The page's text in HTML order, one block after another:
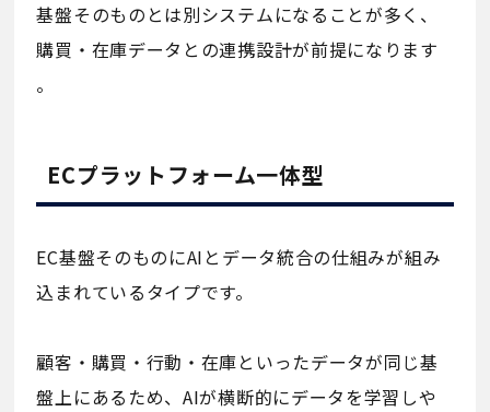
基盤そのものとは別システムになることが多く、
購買・在庫データとの連携設計が前提になります
。
ECプラットフォーム一体型
EC基盤そのものにAIとデータ統合の仕組みが組み
込まれているタイプです。
顧客・購買・行動・在庫といったデータが同じ基
盤上にあるため、AIが横断的にデータを学習しや